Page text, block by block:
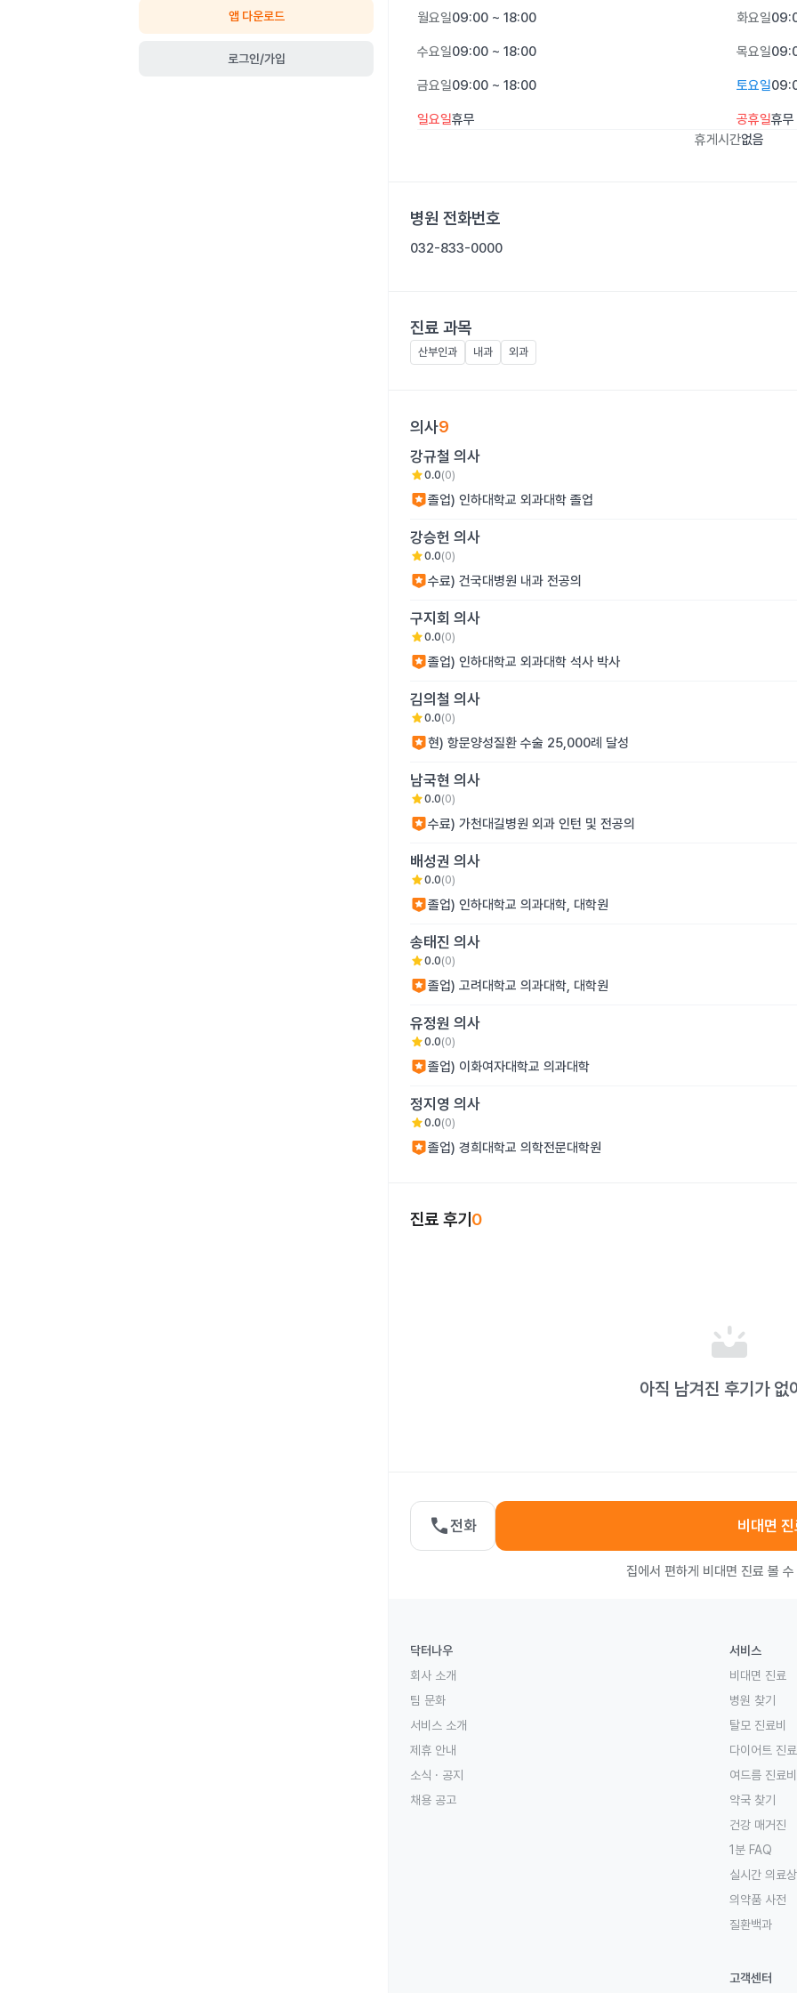
앱 다운로드
로그인/가입
월요일09:00 ~ 18:00 화요일
수요일09:00 ~ 18:00 목요일
금요일09:00 ~ 18:00 토요일
일요일휴무 공휴일휴무
휴게시간없음
병원 전화번호
032-833-0000
진료 과목
산부인과 내과 외과
의사9
강규철 의사
star0.0(0)
졸업) 인하대학교 외과대학 졸업
강승헌 의사
star0.0(0)
수료) 건국대병원 내과 전공의
구지회 의사
star0.0(0)
졸업) 인하대학교 외과대학 석사 박사
김의철 의사
star0.0(0)
현) 항문양성질환 수술 25,000례 달성
남국현 의사
star0.0(0)
수료) 가천대길병원 외과 인턴 및 전공의
배성권 의사
star0.0(0)
졸업) 인하대학교 의과대학, 대학원
송태진 의사
star0.0(0)
졸업) 고려대학교 의과대학, 대학원
유정원 의사
star0.0(0)
졸업) 이화여자대학교 의과대학
정지영 의사
star0.0(0)
졸업) 경희대학교 의학전문대학원
진료 후기 0
upcoming
아직 남겨진 후기가 없
call전화 비대면 진
집에서 편하게 비대면 진료 볼 수
닥터나우
회사 소개
팀 문화
서비스 소개
제휴 안내
소식 · 공지
채용 공고
서비스
비대면 진료
병원 찾기
탈모 진료비
다이어트 진료
여드름 진료비
약국 찾기
건강 매거진
1분 FAQ
실시간 의료
의약품 사전
질환백과
고객센터